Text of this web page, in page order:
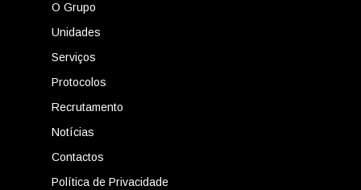
O Grupo
Unidades
Serviços
Protocolos
Recrutamento
Notícias
Contactos
Política de Privacidade